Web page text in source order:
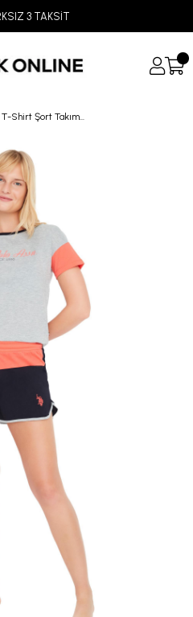
3 TAKSİT
U.S. Polo Assn. Kadın Gri T-Shirt Şort Takımı 16865